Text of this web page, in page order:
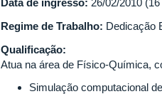
Data de ingresso: 26/02/2010
Regime de Trabalho: Dedicação
Qualificação:
Atua na área de Físico-Química,
Simulação computacional